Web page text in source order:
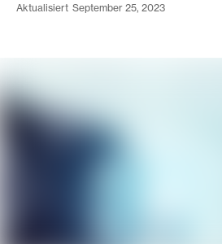
aktualisiert September 25, 2023